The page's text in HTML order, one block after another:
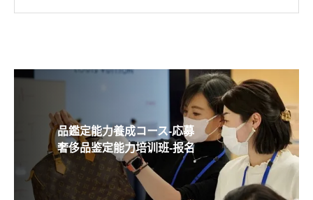
品鑑定能力養成コース-応募
奢侈品鉴定能力培训班-报名